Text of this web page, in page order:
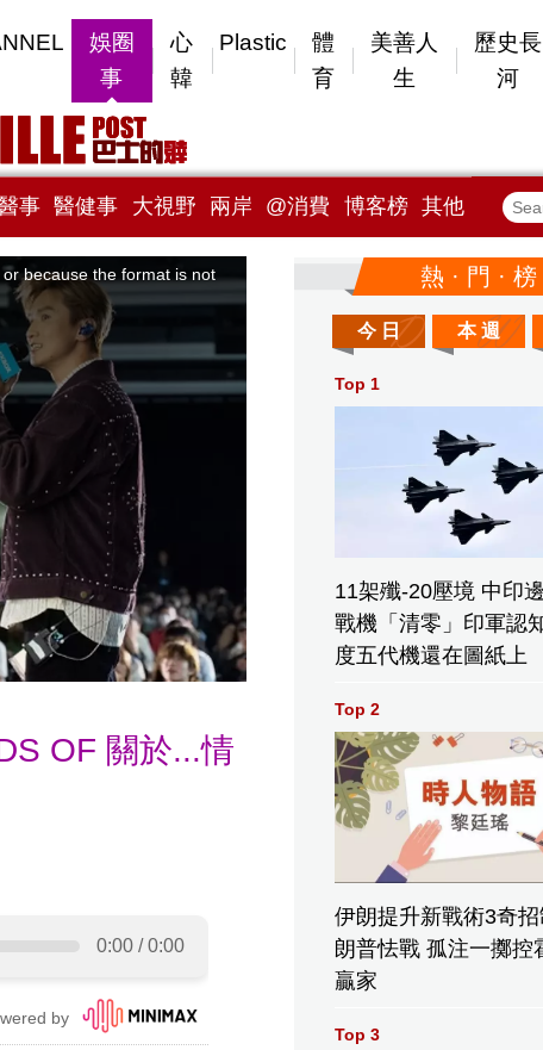
娛圈
事
心
韓
Plastic
體
育
美善人
生
歷史長
河
事 醫健事 大視野 兩岸 @消費 博客榜 其他
because the format is not
OF 關於...情
熱 · 門 · 榜
今 日 本 週
Top 1
11架殲-20壓境 中印
戰機「清零」印軍認
度五代機還在圖紙上
Top 2
伊朗提升新戰術3奇
朗普怯戰 孤注一擲控
贏家
Top 3